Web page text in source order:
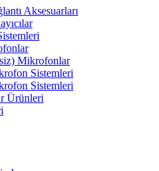
Aksesuarları
Mikrofonlar
Sistemleri
Sistemleri
Ürünleri